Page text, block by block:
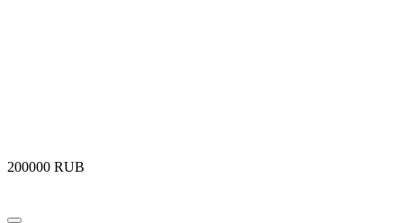
‍200000‍ RUB